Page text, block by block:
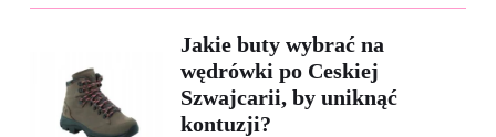
Jakie buty wybrać na
wędrówki po Ceskiej
Szwajcarii, by uniknąć
kontuzji?